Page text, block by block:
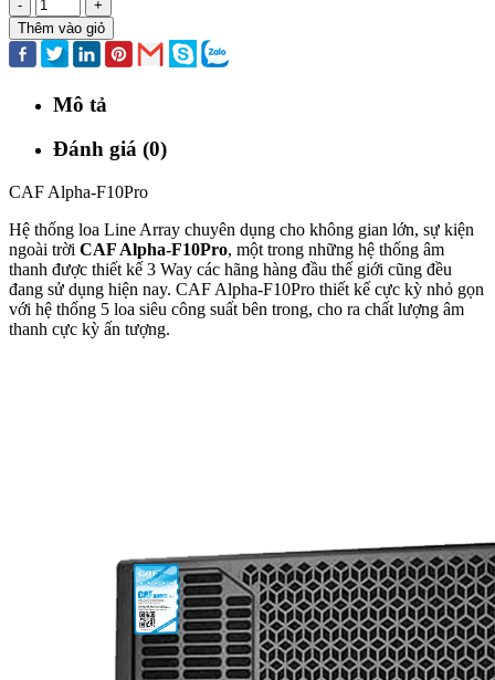
-
+
Thêm vào giỏ
Mô tả
Đánh giá (0)
CAF Alpha-F10Pro
Hệ thống loa Line Array chuyên dụng cho không gian lớn, sự kiện
ngoài trời CAF Alpha-F10Pro, một trong những hệ thống âm
thanh được thiết kế 3 Way các hãng hàng đầu thế giới cũng đều
đang sử dụng hiện nay. CAF Alpha-F10Pro thiết kế cực kỳ nhỏ gọn
với hệ thống 5 loa siêu công suất bên trong, cho ra chất lượng âm
thanh cực kỳ ấn tượng.